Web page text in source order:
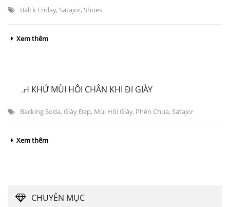
Balck Friday, Satajor, Shoes
Xem thêm
CÁCH KHỬ MÙI HÔI CHÂN KHI ĐI GIÀY
Backing Soda, Giày Đẹp, Mùi Hôi Giày, Phèn Chua, Satajor
Xem thêm
CHUYÊN MỤC